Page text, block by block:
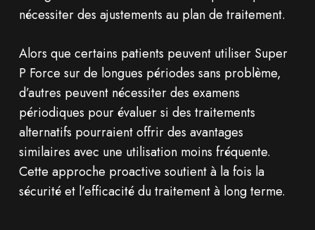
nécessiter des ajustements au plan de traitement.
Alors que certains patients peuvent utiliser Super
P Force sur de longues périodes sans problème,
d’autres peuvent nécessiter des examens
périodiques pour évaluer si des traitements
alternatifs pourraient offrir des avantages
similaires avec une utilisation moins fréquente.
Cette approche proactive soutient à la fois la
sécurité et l’efficacité du traitement à long terme.